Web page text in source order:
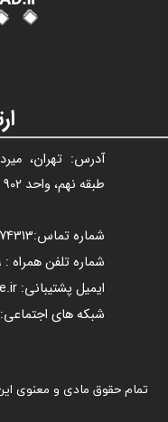
طبقه نهم، واحد 902
شماره تماس:
شماره تلفن همراه : 09051400449
ایمیل پشتیبانی: info@SurfaceHome.ir
شبکه های اجتماعی: SurfaceHome.ir@